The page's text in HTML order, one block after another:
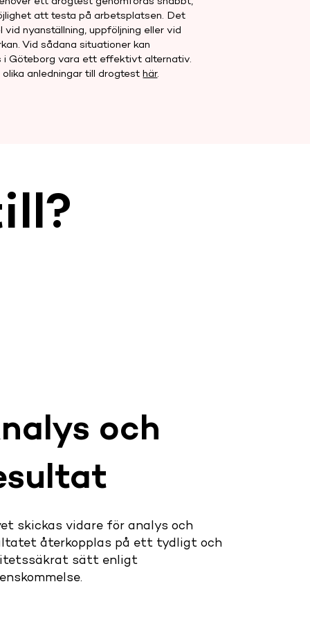
och
skickas vidare för analys och
återkopplas på ett tydligt och
sätt enligt
att testa på arbetsplatsen. Det
vid nyanställning, uppföljning eller vid
Vid sådana situationer kan
i Göteborg vara ett effektivt alternativ.
anledningar till drogtest här.